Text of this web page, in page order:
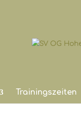
Trainingszeiten